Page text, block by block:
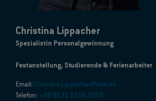
Christina Lippacher
Spezialistin Personalgewinnung
Festanstellung, Studierende & Ferienarbeiter
Email: Christina.Lippacher@odu.de
Telefon: +49 8631 6156 2008